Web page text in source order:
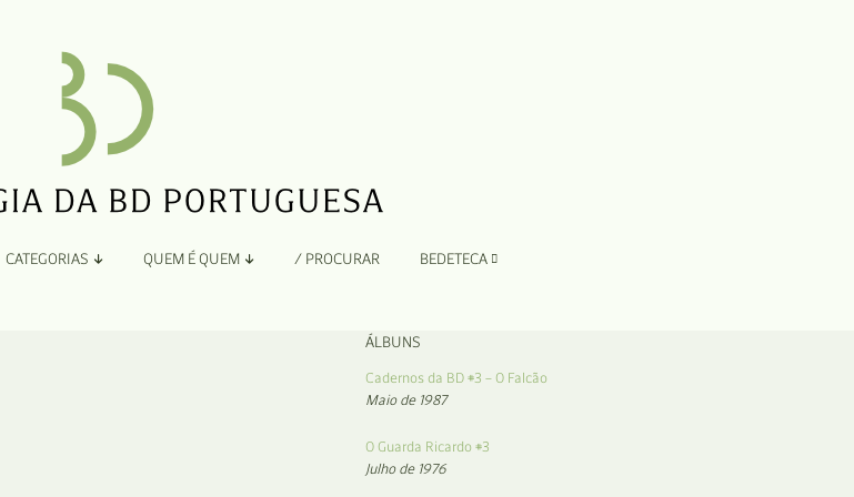
CATEGORIAS QUEM É QUEM / PROCURAR BEDETECA
ÁLBUNS
Cadernos da BD #3 – O Falcão
Maio de 1987
O Guarda Ricardo #3
Julho de 1976